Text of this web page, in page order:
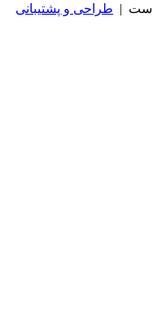
طراحی و پشتیبانی